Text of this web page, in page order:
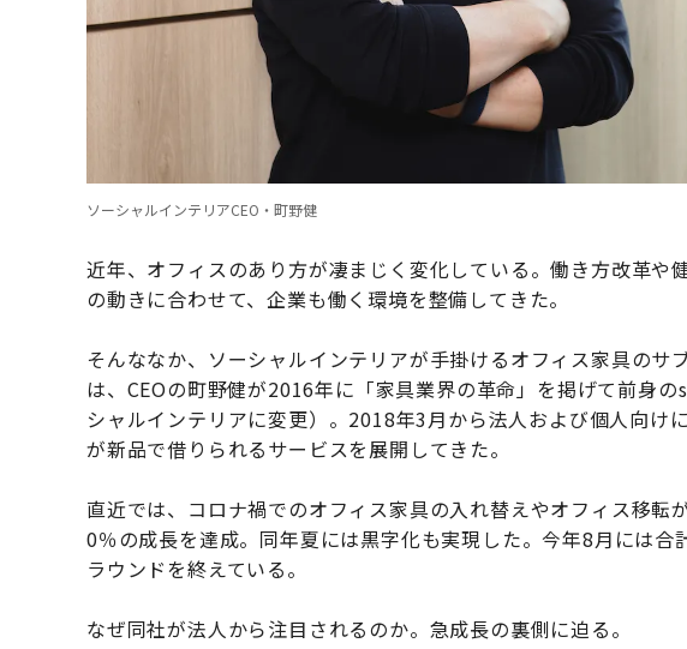
ソーシャルインテリアCEO・町野健
近年、オフィスのあり方が凄まじく変化している。働き方改革や
の動きに合わせて、企業も働く環境を整備してきた。
そんななか、ソーシャルインテリアが手掛けるオフィス家具のサ
は、CEOの町野健が2016年に「家具業界の革命」を掲げて前身
シャルインテリアに変更）。2018年3月から法人および個人向け
が新品で借りられるサービスを展開してきた。
直近では、コロナ禍でのオフィス家具の入れ替えやオフィス移転
0％の成長を達成。同年夏には黒字化も実現した。今年8月には合
ラウンドを終えている。
なぜ同社が法人から注目されるのか。急成長の裏側に迫る。